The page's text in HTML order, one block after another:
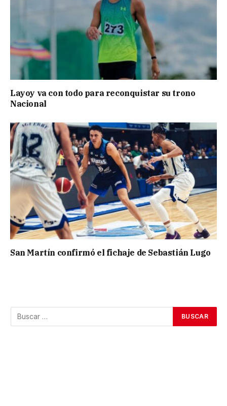
Layoy va con todo para reconquistar su trono
Nacional
San Martín confirmó el fichaje de Sebastián Lugo